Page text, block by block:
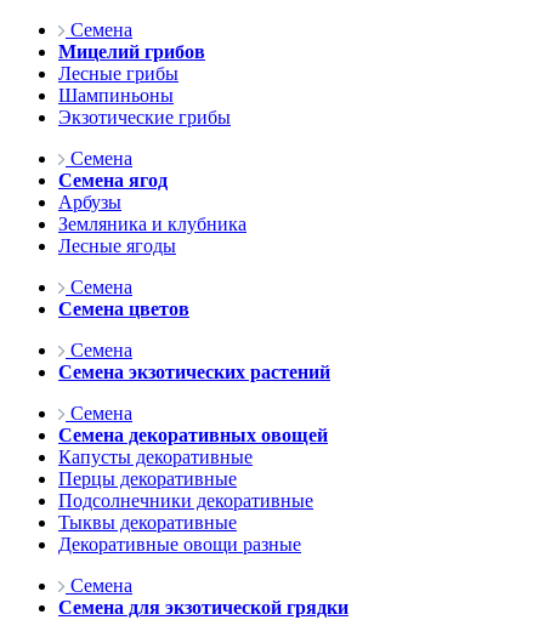
Семена
Мицелий грибов
Лесные грибы
Шампиньоны
Экзотические грибы
Семена
Семена ягод
Арбузы
Земляника и клубника
Лесные ягоды
Семена
Семена цветов
Семена
Семена экзотических растений
Семена
Семена декоративных овощей
Капусты декоративные
Перцы декоративные
Подсолнечники декоративные
Тыквы декоративные
Декоративные овощи разные
Семена
Семена для экзотической грядки